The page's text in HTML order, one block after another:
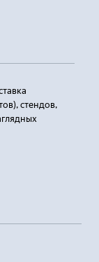
стендов,